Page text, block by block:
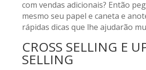
com vendas adicionais? Então
mesmo seu papel e caneta e
rápidas dicas que lhe ajudarão
CROSS SELLING E
SELLING